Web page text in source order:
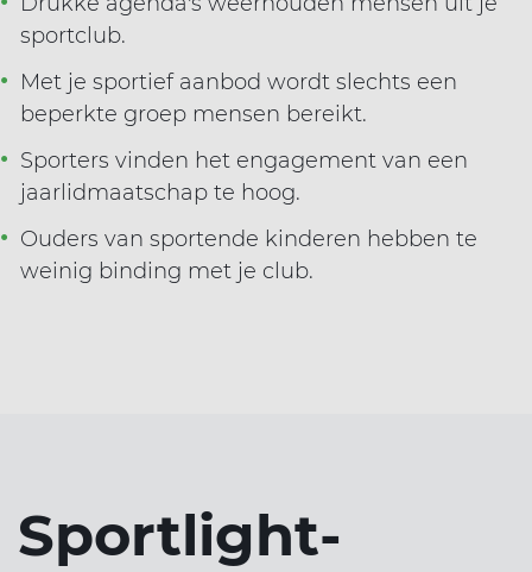
sportclub.
Met je sportief aanbod wordt slechts een
beperkte groep mensen bereikt.
Sporters vinden het engagement van een
jaarlidmaatschap te hoog.
Ouders van sportende kinderen hebben te
weinig binding met je club.
Sportlight-